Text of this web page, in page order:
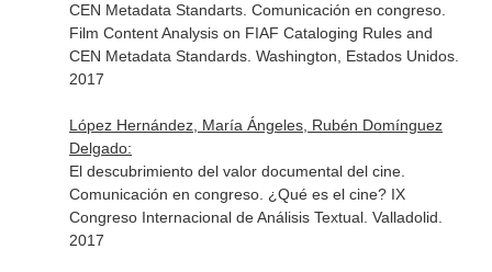
CEN Metadata Standarts. Comunicación en congreso.
Film Content Analysis on FIAF Cataloging Rules and
CEN Metadata Standards. Washington, Estados Unidos.
2017
López Hernández, María Ángeles, Rubén Domínguez
Delgado:
El descubrimiento del valor documental del cine.
Comunicación en congreso. ¿Qué es el cine? IX
Congreso Internacional de Análisis Textual. Valladolid.
2017